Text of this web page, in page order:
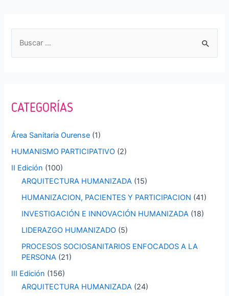
r
o
r
:
CATEGORÍAS
Área Sanitaria Ourense (1)
HUMANISMO PARTICIPATIVO (2)
II Edición (100)
ARQUITECTURA HUMANIZADA (15)
HUMANIZACION, PACIENTES Y PARTICIPACION (41)
INVESTIGACIÓN E INNOVACIÓN HUMANIZADA (18)
LIDERAZGO HUMANIZADO (5)
PROCESOS SOCIOSANITARIOS ENFOCADOS A LA
PERSONA (21)
III Edición (156)
ARQUITECTURA HUMANIZADA (24)